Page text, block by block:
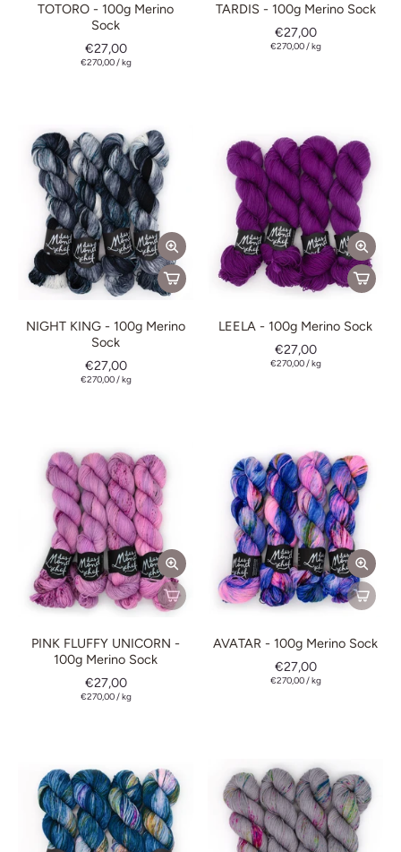
TOTORO - 100g Merino
Sock
€27,00
€270,00/kg
TARDIS - 100g Merino Sock
€27,00
€270,00/kg
NIGHT KING - 100g Merino
Sock
€27,00
€270,00/kg
LEELA - 100g Merino Sock
€27,00
€270,00/kg
PINK FLUFFY UNICORN -
100g Merino Sock
€27,00
€270,00/kg
AVATAR - 100g Merino Sock
€27,00
€270,00/kg